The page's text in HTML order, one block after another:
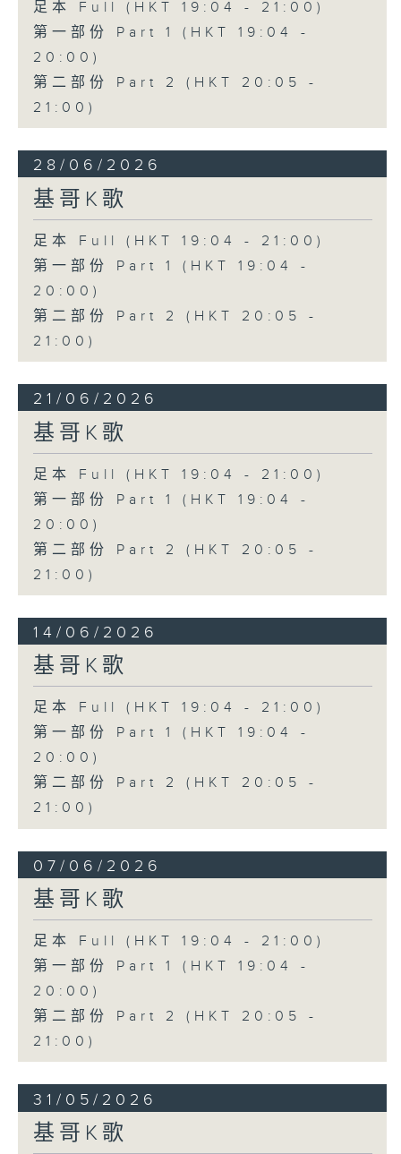
足本 Full (HKT 19:04 - 21:00)
第一部份 Part 1 (HKT 19:04 -
20:00)
第二部份 Part 2 (HKT 20:05 -
21:00)
28/06/2026
基哥K歌
足本 Full (HKT 19:04 - 21:00)
第一部份 Part 1 (HKT 19:04 -
20:00)
第二部份 Part 2 (HKT 20:05 -
21:00)
21/06/2026
基哥K歌
足本 Full (HKT 19:04 - 21:00)
第一部份 Part 1 (HKT 19:04 -
20:00)
第二部份 Part 2 (HKT 20:05 -
21:00)
14/06/2026
基哥K歌
足本 Full (HKT 19:04 - 21:00)
第一部份 Part 1 (HKT 19:04 -
20:00)
第二部份 Part 2 (HKT 20:05 -
21:00)
07/06/2026
基哥K歌
足本 Full (HKT 19:04 - 21:00)
第一部份 Part 1 (HKT 19:04 -
20:00)
第二部份 Part 2 (HKT 20:05 -
21:00)
31/05/2026
基哥K歌